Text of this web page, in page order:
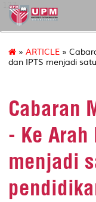
127
» ARTICLE »
dan IPTS menjadi
Cabaran
- Ke Arah
menjadi